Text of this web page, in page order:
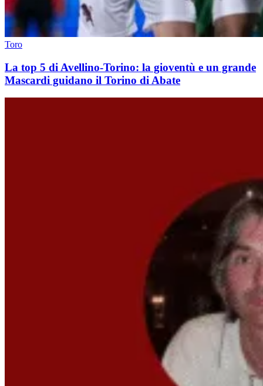
Toro
La top 5 di Avellino-Torino: la gioventù e un grande
Mascardi guidano il Torino di Abate